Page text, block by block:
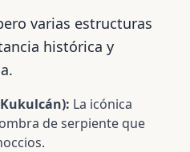
varias estructuras
histórica y
La icónica
de serpiente que